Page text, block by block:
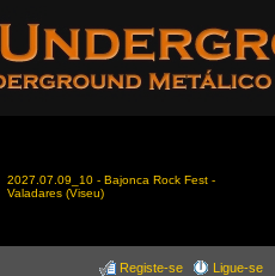
2027.07.09_10 - Bajonca Rock Fest -
Valadares (Viseu)
Ligue-se
Registe-se